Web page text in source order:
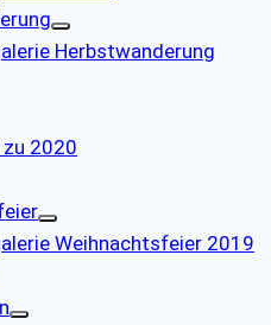
Herbstwanderung
2020
Weihnachtsfeier 2019